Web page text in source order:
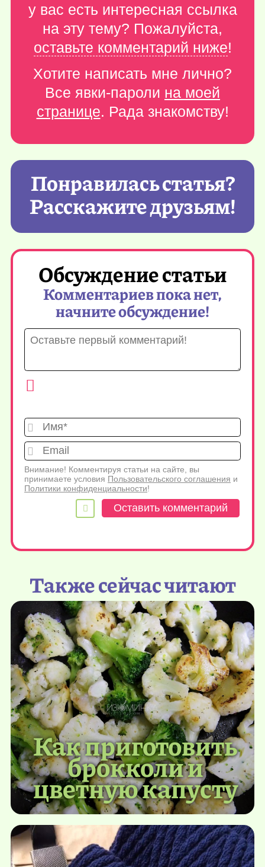
у вас есть интересная ссылка
на эту тему? Пожалуйста,
оставьте комментарий ниже!
Хотите написать мне лично?
Все явки-пароли на моей
странице. Рада знакомству!
Понравилась статья?
Расскажите друзьям!
Обсуждение статьи
Комментариев пока нет,
начните обсуждение!
Имя*
Внимание! Комментируя статьи на сайте, вы
принимаете условия Пользовательского соглашения и
Политики конфиденциальности!
Также сейчас читают
Как приготовить
брокколи и
цветную капусту